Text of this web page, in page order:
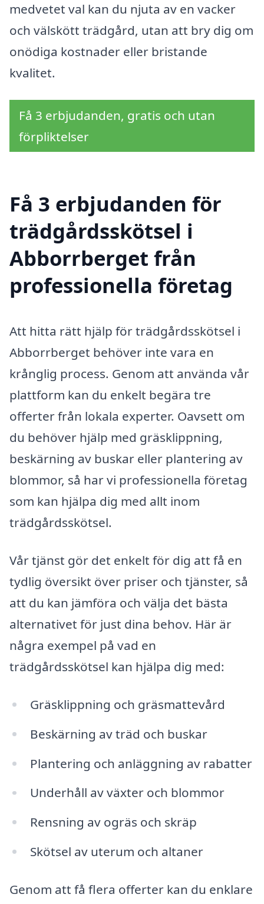
medvetet val kan du njuta av en vacker
och välskött trädgård, utan att bry dig om
onödiga kostnader eller bristande
kvalitet.
Få 3 erbjudanden, gratis och utan
förpliktelser
Få 3 erbjudanden för
trädgårdsskötsel i
Abborrberget från
professionella företag
Att hitta rätt hjälp för trädgårdsskötsel i
Abborrberget behöver inte vara en
krånglig process. Genom att använda vår
plattform kan du enkelt begära tre
offerter från lokala experter. Oavsett om
du behöver hjälp med gräsklippning,
beskärning av buskar eller plantering av
blommor, så har vi professionella företag
som kan hjälpa dig med allt inom
trädgårdsskötsel.
Vår tjänst gör det enkelt för dig att få en
tydlig översikt över priser och tjänster, så
att du kan jämföra och välja det bästa
alternativet för just dina behov. Här är
några exempel på vad en
trädgårdsskötsel kan hjälpa dig med:
Gräsklippning och gräsmattevård
Beskärning av träd och buskar
Plantering och anläggning av rabatter
Underhåll av växter och blommor
Rensning av ogräs och skräp
Skötsel av uterum och altaner
Genom att få flera offerter kan du enklare